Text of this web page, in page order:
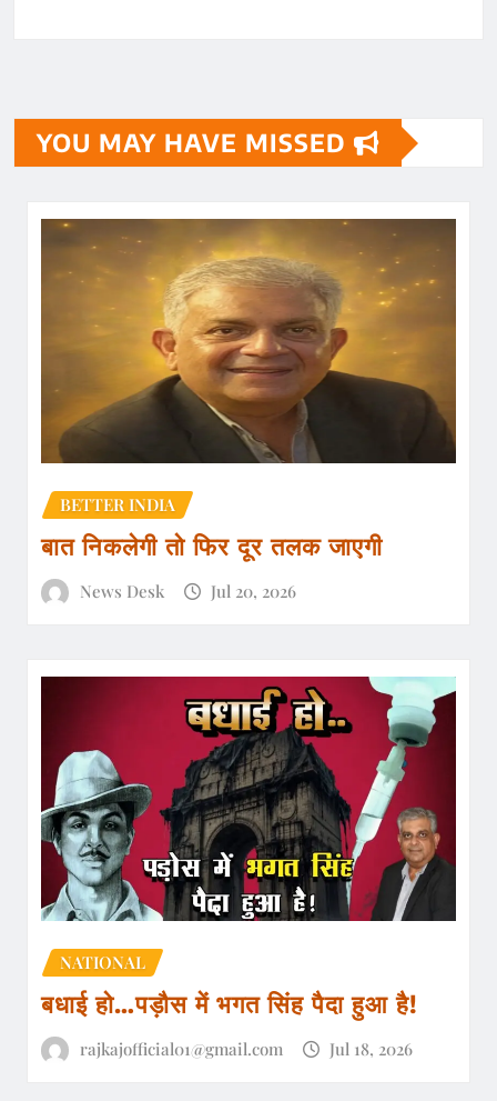
YOU MAY HAVE MISSED
BETTER INDIA
बात निकलेगी तो फिर दूर तलक जाएगी
News Desk Jul 20, 2026
NATIONAL
बधाई हो…पड़ौस में भगत सिंह पैदा हुआ है!
rajkajofficial01@gmail.com Jul 18, 2026